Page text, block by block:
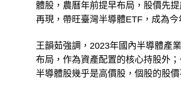
體股，農曆年前提早布局，股價先
再現，帶旺臺灣半導體ETF，成為今
王韻茹強調，2023年國內半導體產
布局，作為資產配置的核心持股外
半導體股幾乎是高價股，個股的股